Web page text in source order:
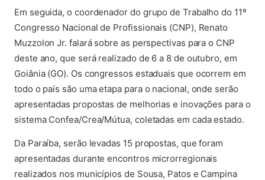
Em seguida, o coordenador do grupo de Trabalho do 11º
Congresso Nacional de Profissionais (CNP), Renato
Muzzolon Jr. falará sobre as perspectivas para o CNP
deste ano, que será realizado de 6 a 8 de outubro, em
Goiânia (GO). Os congressos estaduais que ocorrem em
todo o país são uma etapa para o nacional, onde serão
apresentadas propostas de melhorias e inovações para o
sistema Confea/Crea/Mútua, coletadas em cada estado.
Da Paraíba, serão levadas 15 propostas, que foram
apresentadas durante encontros microrregionais
realizados nos municípios de Sousa, Patos e Campina